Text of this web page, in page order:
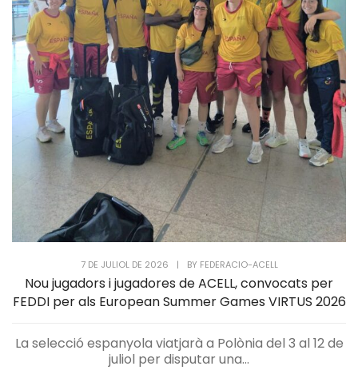
7 DE JULIOL DE 2026 | BY FEDERACIO-ACELL
Nou jugadors i jugadores de ACELL, convocats per
FEDDI per als European Summer Games VIRTUS 2026
La selecció espanyola viatjarà a Polònia del 3 al 12 de
juliol per disputar una...